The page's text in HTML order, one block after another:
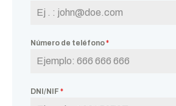
Número de teléfono*
DNI/NIF *